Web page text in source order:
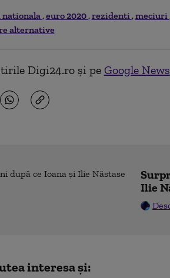
nationala euro 2020 rezidenti meciuri
alternative
Digi24.ro și pe Google News
Ilie
interesa și: